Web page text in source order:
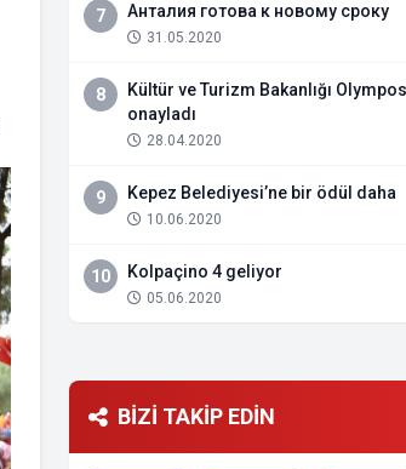
7 Анталия готова к новому сроку
31.05.2020
8
Kültür ve Turizm Bakanlığı
onayladı
28.04.2020
9 Kepez Belediyesi’ne bir ödül daha
10.06.2020
10 Kolpaçino 4 geliyor
05.06.2020
BİZİ TAKİP EDİN